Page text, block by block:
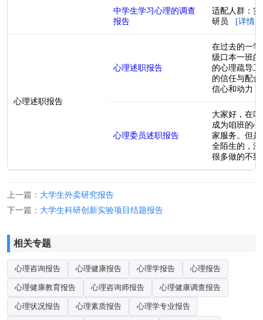
中学生学习心理的调查
报告
适配人群：
研员
[详情]
心理述职报告
心理述职报告
在过去的一
级口本一班
的心理疏导
的信任与配
信心和动力
心理委员述职报告
大家好，在
成为咱班的
家服务。但
全陌生的，
很多做的不
上一篇： 大学生外卖研究报告
下一篇： 大学生科研创新实验项目结题报告
相关专题
心理咨询报告 心理健康报告 心理学报告 心理报告
心理健康教育报告 心理咨询师报告 心理健康调查报告
心理状况报告 心理素质报告 心理学专业报告